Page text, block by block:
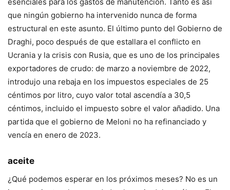
que ningún gobierno ha intervenido nunca de forma
estructural en este asunto. El último punto del Gobierno de
Draghi, poco después de que estallara el conflicto en
Ucrania y la crisis con Rusia, que es uno de los principales
exportadores de crudo: de marzo a noviembre de 2022,
introdujo una rebaja en los impuestos especiales de 25
céntimos por litro, cuyo valor total ascendía a 30,5
céntimos, incluido el impuesto sobre el valor añadido. Una
partida que el gobierno de Meloni no ha refinanciado y
vencía en enero de 2023.
aceite
¿Qué podemos esperar en los próximos meses? No es un